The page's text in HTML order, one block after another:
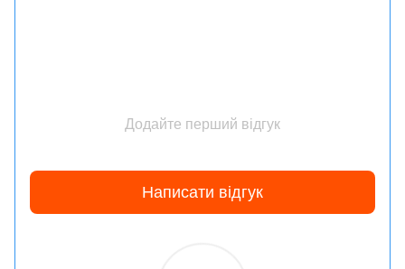
Додайте перший відгук
Написати відгук